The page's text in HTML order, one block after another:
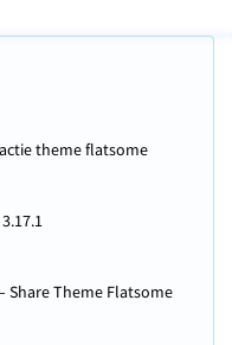
theme flatsome
Share Theme Flatsome